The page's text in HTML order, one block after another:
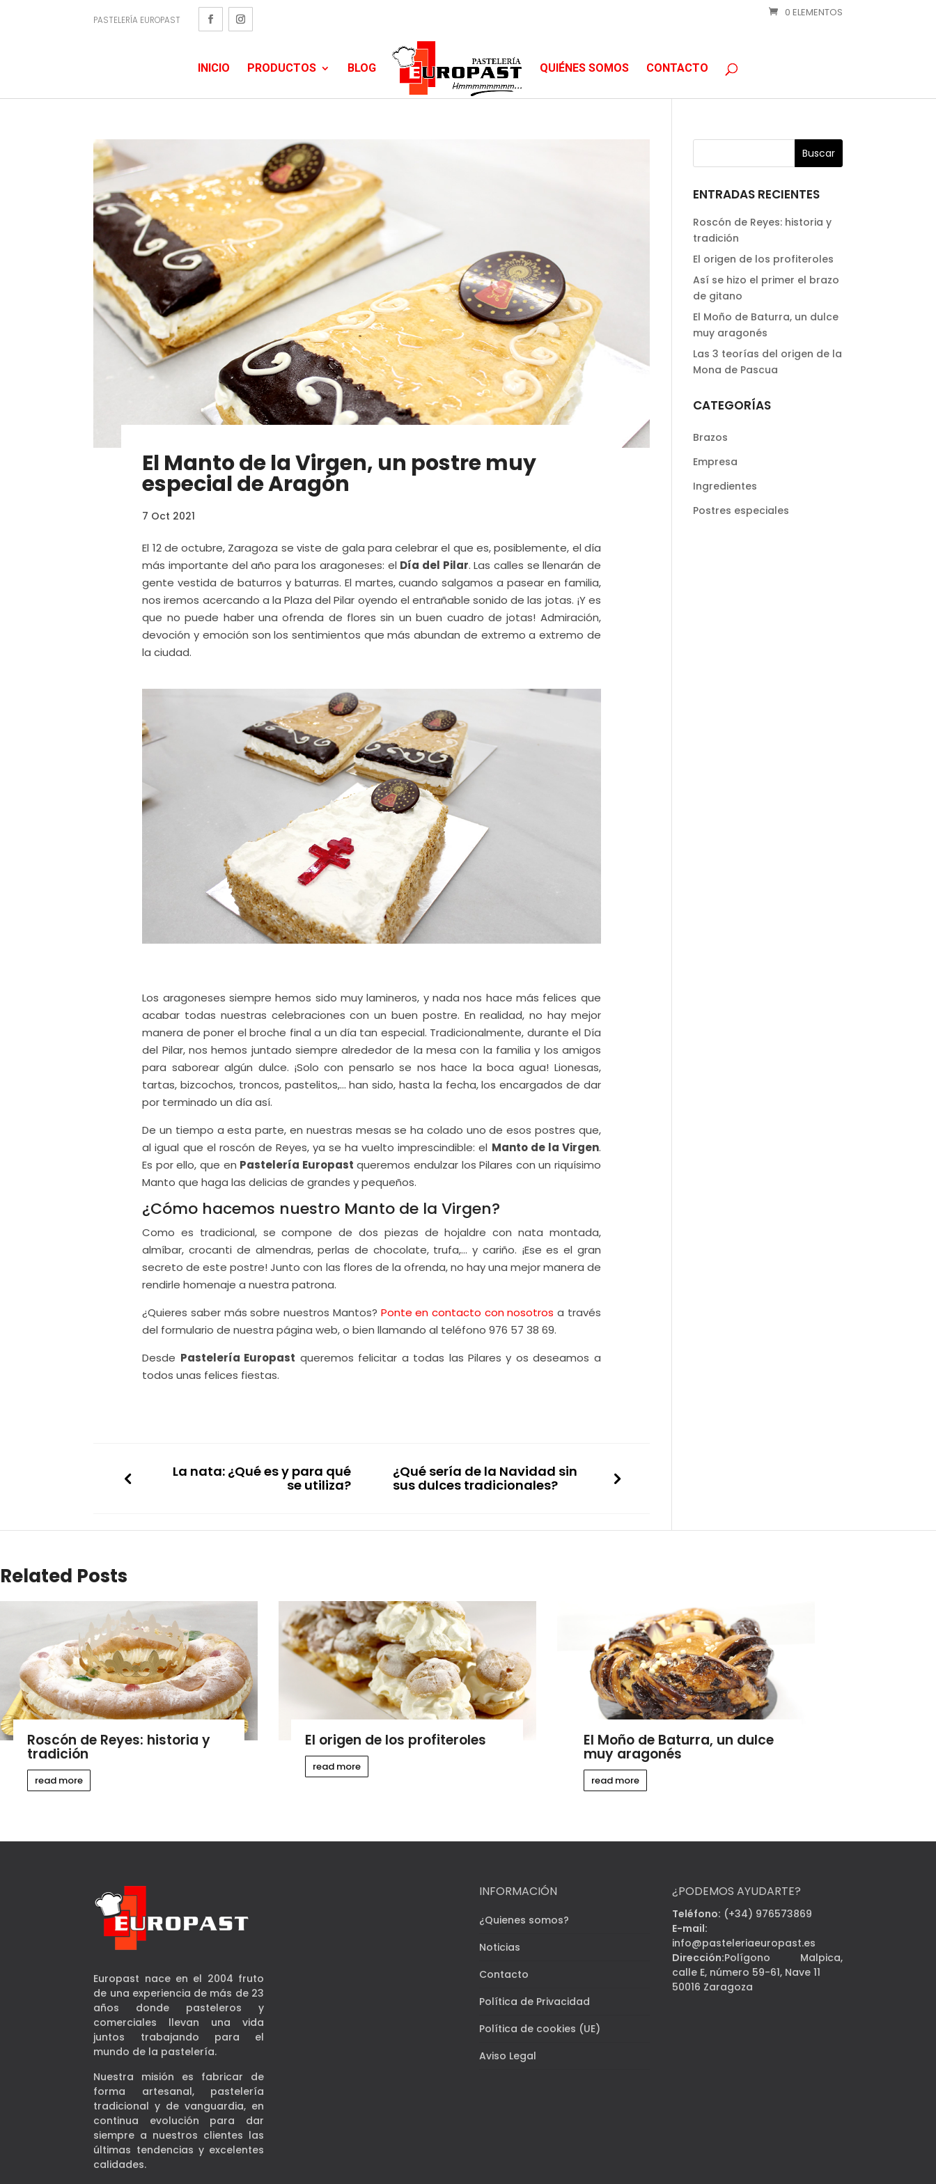
PASTELERÍA EUROPAST
0 ELEMENTOS
INICIO PRODUCTOS BLOG QUIÉNES SOMOS CONTACTO
El Manto de la Virgen, un postre muy
especial de Aragón
7 Oct 2021
El 12 de octubre, Zaragoza se viste de gala para celebrar el que es, posiblemente, el día
más importante del año para los aragoneses: el Día del Pilar. Las calles se llenarán de
gente vestida de baturros y baturras. El martes, cuando salgamos a pasear en familia,
nos iremos acercando a la Plaza del Pilar oyendo el entrañable sonido de las jotas. ¡Y es
que no puede haber una ofrenda de flores sin un buen cuadro de jotas! Admiración,
devoción y emoción son los sentimientos que más abundan de extremo a extremo de
la ciudad.
Los aragoneses siempre hemos sido muy lamineros, y nada nos hace más felices que
acabar todas nuestras celebraciones con un buen postre. En realidad, no hay mejor
manera de poner el broche final a un día tan especial. Tradicionalmente, durante el Día
del Pilar, nos hemos juntado siempre alrededor de la mesa con la familia y los amigos
para saborear algún dulce. ¡Solo con pensarlo se nos hace la boca agua! Lionesas,
tartas, bizcochos, troncos, pastelitos,… han sido, hasta la fecha, los encargados de dar
por terminado un día así.
De un tiempo a esta parte, en nuestras mesas se ha colado uno de esos postres que,
al igual que el roscón de Reyes, ya se ha vuelto imprescindible: el Manto de la Virgen.
Es por ello, que en Pastelería Europast queremos endulzar los Pilares con un riquísimo
Manto que haga las delicias de grandes y pequeños.
¿Cómo hacemos nuestro Manto de la Virgen?
Como es tradicional, se compone de dos piezas de hojaldre con nata montada,
almíbar, crocanti de almendras, perlas de chocolate, trufa,… y cariño. ¡Ese es el gran
secreto de este postre! Junto con las flores de la ofrenda, no hay una mejor manera de
rendirle homenaje a nuestra patrona.
¿Quieres saber más sobre nuestros Mantos? Ponte en contacto con nosotros a través
del formulario de nuestra página web, o bien llamando al teléfono 976 57 38 69.
Desde Pastelería Europast queremos felicitar a todas las Pilares y os deseamos a
todos unas felices fiestas.
La nata: ¿Qué es y para qué
se utiliza?
¿Qué sería de la Navidad sin
sus dulces tradicionales?
ENTRADAS RECIENTES
Roscón de Reyes: historia y
tradición
El origen de los profiteroles
Así se hizo el primer el brazo
de gitano
El Moño de Baturra, un dulce
muy aragonés
Las 3 teorías del origen de la
Mona de Pascua
CATEGORÍAS
Brazos
Empresa
Ingredientes
Postres especiales
Related Posts
Roscón de Reyes: historia y
tradición
read more
El origen de los profiteroles
read more
El Moño de Baturra, un dulce
muy aragonés
read more
Europast nace en el 2004 fruto
de una experiencia de más de 23
años donde pasteleros y
comerciales llevan una vida
juntos trabajando para el
mundo de la pastelería.
Nuestra misión es fabricar de
forma artesanal, pastelería
tradicional y de vanguardia, en
continua evolución para dar
siempre a nuestros clientes las
últimas tendencias y excelentes
calidades.
INFORMACIÓN
¿Quienes somos?
Noticias
Contacto
Política de Privacidad
Política de cookies (UE)
Aviso Legal
¿PODEMOS AYUDARTE?
Teléfono: (+34) 976573869
E-mail:
info@pasteleriaeuropast.es
Dirección:Polígono Malpica,
calle E, número 59-61, Nave 11
50016 Zaragoza